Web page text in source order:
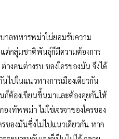
บาลทหารพม่าไม่ยอมรับความ
ต่กลุ่มชาติพันธุ์ก็มีความต้องการ
งคนต่างรบ ของใครของมัน จึงได้
ปในแนวทางการเมืองเดียวกัน
ก็ต้องเขียนขึ้นมาและต้องคุยกันให้
องทัพพม่า ไม่ใช่เจรจาของใครของ
ของมันซึ่งไม่ไปแนวเดียวกัน หาก